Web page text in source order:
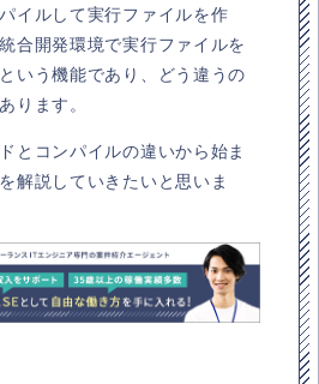
イルして実行ファイルを作
合開発環境で実行ファイルを
いう機能であり、どう違うの
ります。
とコンパイルの違いから始ま
解説していきたいと思いま